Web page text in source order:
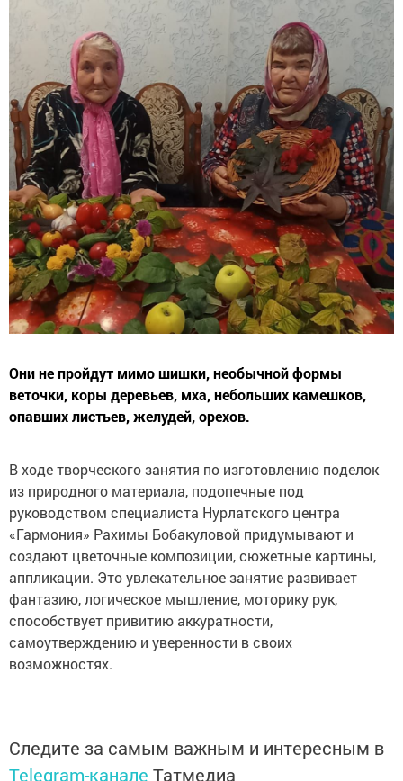
Они не пройдут мимо шишки, необычной формы
веточки, коры деревьев, мха, небольших камешков,
опавших листьев, желудей, орехов.
В ходе творческого занятия по изготовлению поделок
из природного материала, подопечные под
руководством специалиста Нурлатского центра
«Гармония» Рахимы Бобакуловой придумывают и
создают цветочные композиции, сюжетные картины,
аппликации. Это увлекательное занятие развивает
фантазию, логическое мышление, моторику рук,
способствует привитию аккуратности,
самоутверждению и уверенности в своих
возможностях.
Следите за самым важным и интересным в
Telegram-канале Татмедиа